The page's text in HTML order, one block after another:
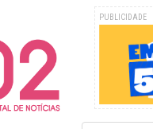
PUBLICIDADE